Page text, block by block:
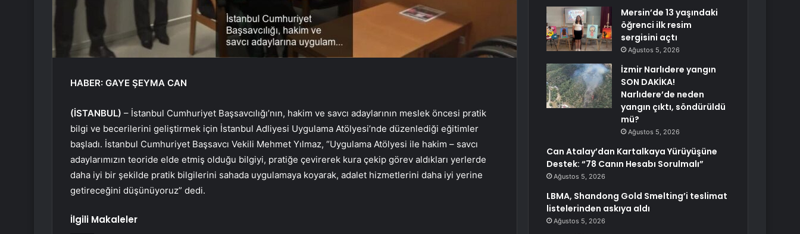
HABER: GAYE ŞEYMA CAN
(İSTANBUL) – İstanbul Cumhuriyet Başsavcılığı’nın, hakim ve savcı adaylarının meslek öncesi pratik
bilgi ve becerilerini geliştirmek için İstanbul Adliyesi Uygulama Atölyesi’nde düzenlediği eğitimler
başladı. İstanbul Cumhuriyet Başsavcı Vekili Mehmet Yılmaz, “Uygulama Atölyesi ile hakim – savcı
adaylarımızın teoride elde etmiş olduğu bilgiyi, pratiğe çevirerek kura çekip görev aldıkları yerlerde
daha iyi bir şekilde pratik bilgilerini sahada uygulamaya koyarak, adalet hizmetlerini daha iyi yerine
getireceğini düşünüyoruz” dedi.
İlgili Makaleler
Mersin’de 13 yaşındaki
öğrenci ilk resim
sergisini açtı
Ağustos 5, 2026
İzmir Narlıdere yangın
SON DAKİKA!
Narlıdere’de neden
yangın çıktı, söndürüldü
mü?
Ağustos 5, 2026
Can Atalay’dan Kartalkaya Yürüyüşüne
Destek: “78 Canın Hesabı Sorulmalı”
Ağustos 5, 2026
LBMA, Shandong Gold Smelting’i teslimat
listelerinden askıya aldı
Ağustos 5, 2026